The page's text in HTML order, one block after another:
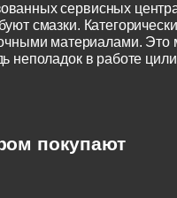
сервисных
смазки. Категорически
материалами. Это
неполадок в работе
покупают